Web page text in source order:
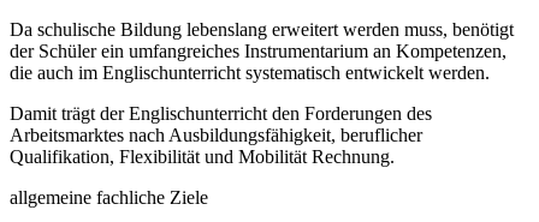
Da schulische Bildung lebenslang erweitert werden muss, benötigt
der Schüler ein umfangreiches Instrumentarium an Kompetenzen,
die auch im Englischunterricht systematisch entwickelt werden.
Damit trägt der Englischunterricht den Forderungen des
Arbeitsmarktes nach Ausbildungsfähigkeit, beruflicher
Qualifikation, Flexibilität und Mobilität Rechnung.
allgemeine fachliche Ziele